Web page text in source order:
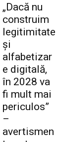
„Dacă nu
construim
legitimitate
și
alfabetizar
e digitală,
în 2028 va
fi mult mai
periculos”
–
avertismen